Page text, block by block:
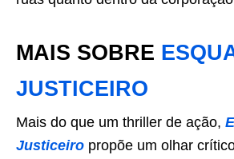
MAIS SOBRE
JUSTICEIRO
Mais do que um thriller de ação,
Justiceiro propõe um olhar